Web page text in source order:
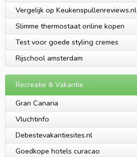
Vergelijk op Keukenspullenreviews.nl
Slimme thermostaat online kopen
Test voor goede styling cremes
Rijschool amsterdam
Recreatie & Vakantie
Gran Canaria
Vluchtinfo
Debestevakantiesites.nl
Goedkope hotels curacao